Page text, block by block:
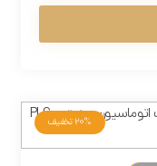
20% تخفیف